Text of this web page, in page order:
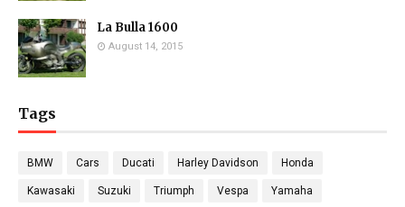
La Bulla 1600
August 14, 2015
Tags
BMW Cars Ducati Harley Davidson Honda
Kawasaki Suzuki Triumph Vespa Yamaha